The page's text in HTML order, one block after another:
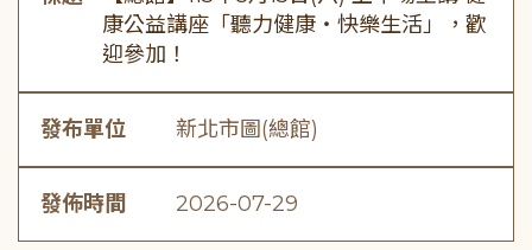
康公益講座「聽力健康・快樂生活」，歡
迎參加！
發布單位 新北市圖(總館)
發佈時間 2026-07-29